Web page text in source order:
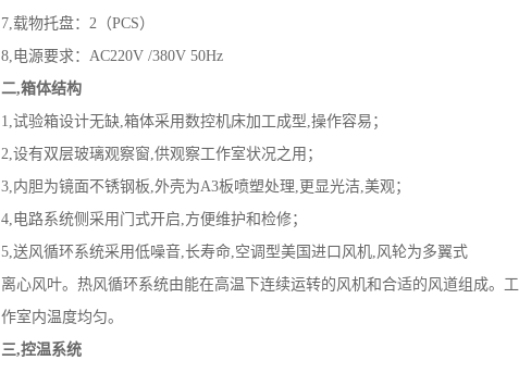
7,载物托盘：2（PCS）
8,电源要求：AC220V /380V 50Hz
二,箱体结构
1,试验箱设计无缺,箱体采用数控机床加工成型,操作容易；
2,设有双层玻璃观察窗,供观察工作室状况之用；
3,内胆为镜面不锈钢板,外壳为A3板喷塑处理,更显光洁,美观；
4,电路系统侧采用门式开启,方便维护和检修；
5,送风循环系统采用低噪音,长寿命,空调型美国进口风机,风轮为多翼式
离心风叶。热风循环系统由能在高温下连续运转的风机和合适的风道组成。工
作室内温度均匀。
三,控温系统